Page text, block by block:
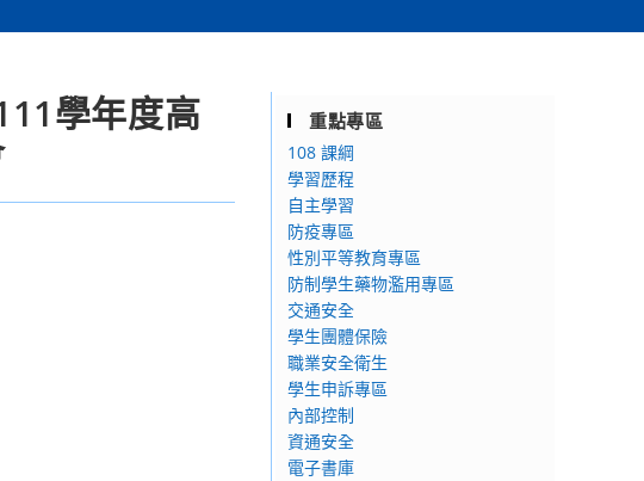
學年度高
重點專區
108 課綱
學習歷程
自主學習
防疫專區
性別平等教育專區
防制學生藥物濫用專區
交通安全
學生團體保險
職業安全衛生
學生申訴專區
內部控制
資通安全
電子書庫